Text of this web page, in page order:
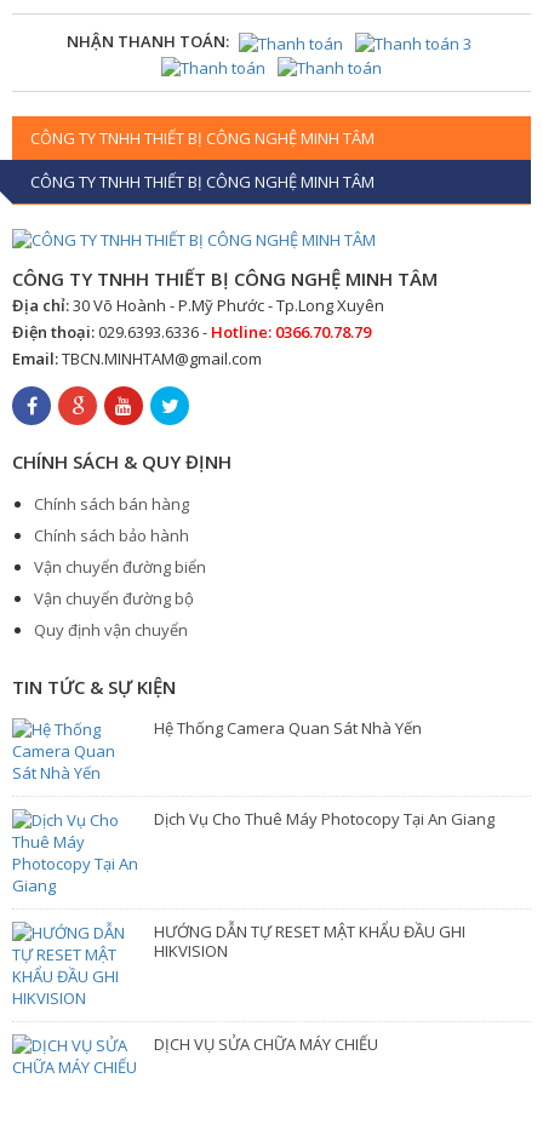
NHẬN THANH TOÁN:
CÔNG TY TNHH THIẾT BỊ CÔNG NGHỆ MINH TÂM
CÔNG TY TNHH THIẾT BỊ CÔNG NGHỆ MINH TÂM
CÔNG TY TNHH THIẾT BỊ CÔNG NGHỆ MINH TÂM
Địa chỉ:30 Võ Hoành - P.Mỹ Phước - Tp.Long Xuyên
Điện thoại:029.6393.6336 - Hotline: 0366.70.78.79
Email:TBCN.MINHTAM@gmail.com
CHÍNH SÁCH & QUY ĐỊNH
Chính sách bán hàng
Chính sách bảo hành
Vận chuyển đường biển
Vận chuyển đường bộ
Quy định vận chuyển
TIN TỨC & SỰ KIỆN
Hệ Thống Camera Quan Sát Nhà Yến
Dịch Vụ Cho Thuê Máy Photocopy Tại An Giang
HƯỚNG DẪN TỰ RESET MẬT KHẨU ĐẦU GHI
HIKVISION
DỊCH VỤ SỬA CHỮA MÁY CHIẾU